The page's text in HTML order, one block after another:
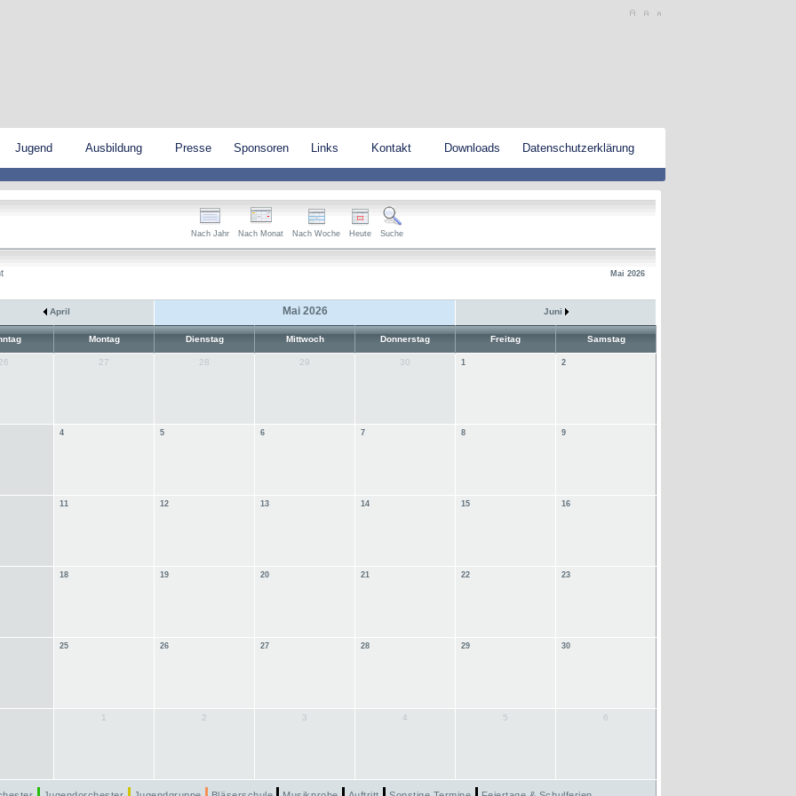
Jugend Ausbildung Presse Sponsoren Links Kontakt Downloads Datenschutzerklärung
Nach Jahr Nach Monat Nach Woche Heute Suche
Mai 2026
April Mai 2026 Juni
Montag Dienstag Mittwoch Donnerstag Freitag Samstag
26 27 28 29 30 1 2
4 5 6 7 8 9
11 12 13 14 15 16
18 19 20 21 22 23
25 26 27 28 29 30
1 2 3 4 5 6